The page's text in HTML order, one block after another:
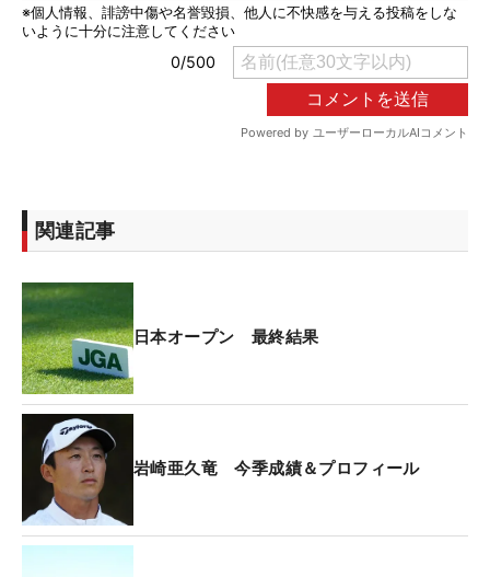
関連記事
日本オープン 最終結果
岩崎亜久竜 今季成績＆プロフィール